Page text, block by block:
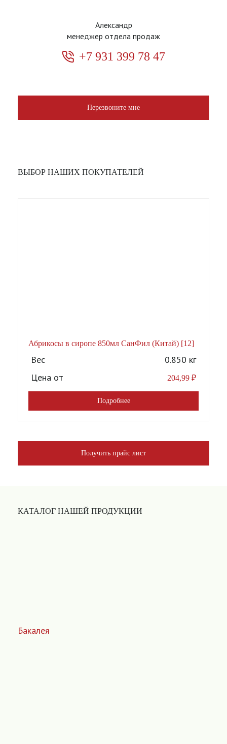
Александр
менеджер отдела продаж
+7 931 399 78 47
Перезвоните мне
ВЫБОР НАШИХ ПОКУПАТЕЛЕЙ
Абрикосы в сиропе 850мл СанФил (Китай) [12]
Вес
0.850 кг
Цена от
204,99 ₽
Подробнее
Получить прайс лист
КАТАЛОГ НАШЕЙ ПРОДУКЦИИ
Бакалея